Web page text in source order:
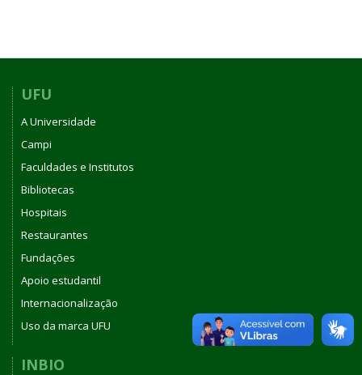
UFU
A Universidade
Campi
Faculdades e Institutos
Bibliotecas
Hospitais
Restaurantes
Fundações
Apoio estudantil
Internacionalização
Uso da marca UFU
INBIO